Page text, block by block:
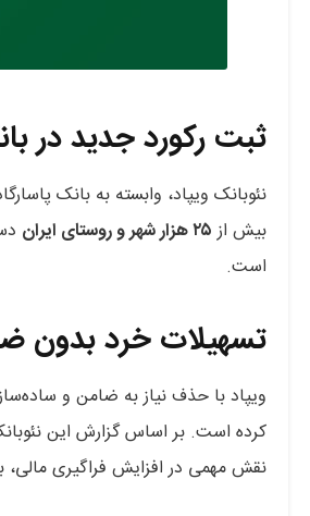
ثبت رکورد جدید در
نئوبانک ویپاد، وابسته به بانک پاسارگاد، اعلام
بیش از۲۵ هزار شهر و روستای ایران
است.
تسهیلات خرد بدون
ویپاد با حذف نیاز به ضامن و
کرده است. بر اساس گزارش این
نقش مهمی در افزایش فراگیری مالی،